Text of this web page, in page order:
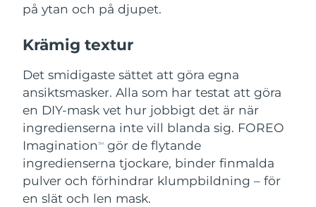
på ytan och på djupet.
Krämig textur
Det smidigaste sättet att göra egna
ansiktsmasker. Alla som har testat att göra
en DIY-mask vet hur jobbigt det är när
ingredienserna inte vill blanda sig. FOREO
ImaginationTM
gör de flytande
ingredienserna tjockare, binder finmalda
pulver och förhindrar klumpbildning – för
en slät och len mask.
Oman Förväntad leverans
Filippinerna
Polen Förväntad leverans
Portugal
Förväntad leverans
09/08/2026
Puerto Rico Förväntad leverans
Qatar Förväntad leverans10/08/2026